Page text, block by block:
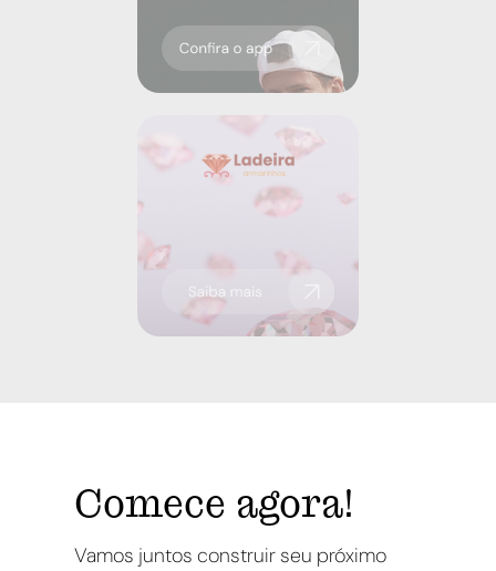
Comece agora!
Vamos juntos construir seu próximo